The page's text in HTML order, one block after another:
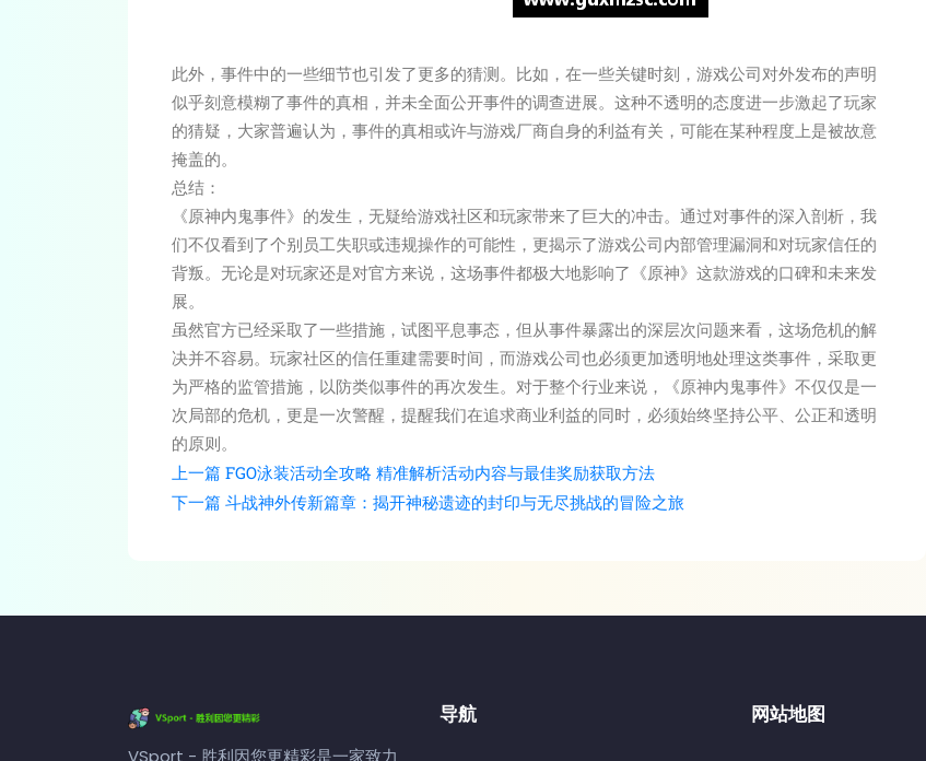
此外，事件中的一些细节也引发了更多的猜测。比如，在一些关键时刻，游戏公司对外发布的声明
似乎刻意模糊了事件的真相，并未全面公开事件的调查进展。这种不透明的态度进一步激起了玩家
的猜疑，大家普遍认为，事件的真相或许与游戏厂商自身的利益有关，可能在某种程度上是被故意
掩盖的。
总结：
《原神内鬼事件》的发生，无疑给游戏社区和玩家带来了巨大的冲击。通过对事件的深入剖析，我
们不仅看到了个别员工失职或违规操作的可能性，更揭示了游戏公司内部管理漏洞和对玩家信任的
背叛。无论是对玩家还是对官方来说，这场事件都极大地影响了《原神》这款游戏的口碑和未来发
展。
虽然官方已经采取了一些措施，试图平息事态，但从事件暴露出的深层次问题来看，这场危机的解
决并不容易。玩家社区的信任重建需要时间，而游戏公司也必须更加透明地处理这类事件，采取更
为严格的监管措施，以防类似事件的再次发生。对于整个行业来说，《原神内鬼事件》不仅仅是一
次局部的危机，更是一次警醒，提醒我们在追求商业利益的同时，必须始终坚持公平、公正和透明
的原则。
上一篇 FGO泳装活动全攻略 精准解析活动内容与最佳奖励获取方法
下一篇 斗战神外传新篇章：揭开神秘遗迹的封印与无尽挑战的冒险之旅
VSport - 胜利因您更精彩是一家致力
导航 网站地图